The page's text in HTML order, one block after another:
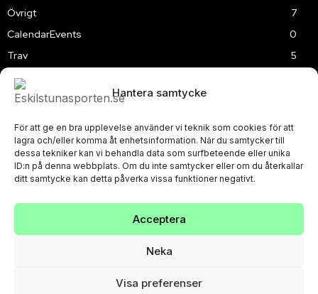
Hantera samtycke
För att ge en bra upplevelse använder vi teknik som cookies för att
lagra och/eller komma åt enhetsinformation. När du samtycker till
dessa tekniker kan vi behandla data som surfbeteende eller unika
ID:n på denna webbplats. Om du inte samtycker eller om du återkallar
ditt samtycke kan detta påverka vissa funktioner negativt.
Acceptera
Neka
Visa preferenser
Övrigt
7
CalendarEvents
0
Trav
5
TV
Samhällsprojekt
Slalom
PRIVACY POLICY
© Eskilstunasporten.se 2024-2026